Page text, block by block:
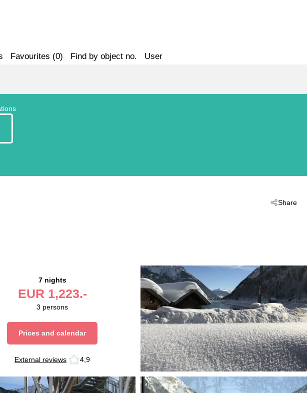
Favourites (0) Find by object no. User
Share
7 nights
EUR 1,223.-
3 persons
Prices and calendar
External reviews 4,9